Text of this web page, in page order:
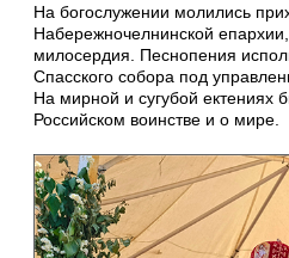
На богослужении молились
Набережночелнинской
милосердия. Песнопения
Спасского собора под
На мирной и сугубой ектениях
Российском воинстве и о мире.